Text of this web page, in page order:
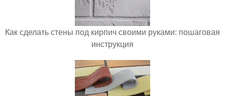
Как сделать стены под кирпич своими руками: пошаговая
инструкция